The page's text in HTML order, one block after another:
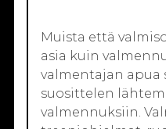
Muista että
asia kuin
valmentajan apua
suosittelen
valmennuksiin.